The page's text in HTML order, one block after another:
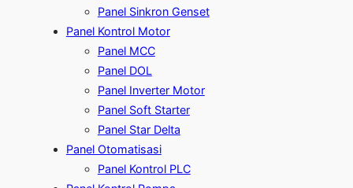
Panel Sinkron Genset
Panel Kontrol Motor
Panel MCC
Panel DOL
Panel Inverter Motor
Panel Soft Starter
Panel Star Delta
Panel Otomatisasi
Panel Kontrol PLC